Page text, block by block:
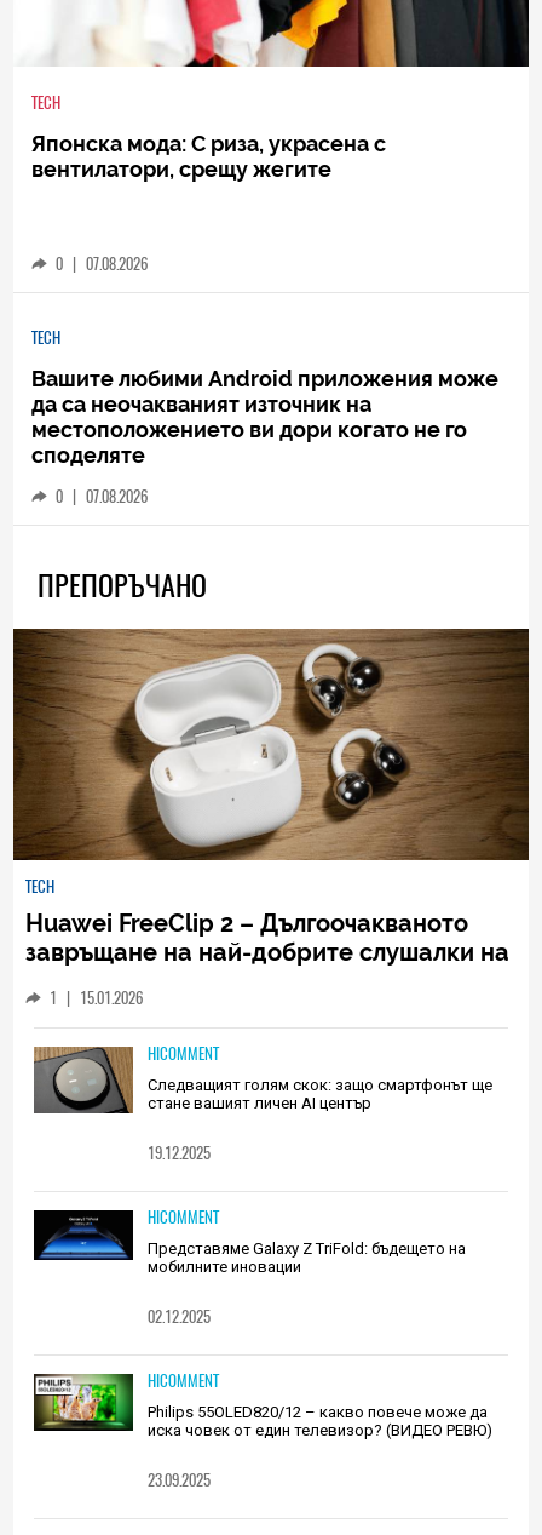
TECH
Японска мода: С риза, украсена с
вентилатори, срещу жегите
0 | 07.08.2026
TECH
Вашите любими Android приложения може
да са неочакваният източник на
местоположението ви дори когато не го
споделяте
0 | 07.08.2026
ПРЕПОРЪЧАНО
TECH
Huawei FreeClip 2 – Дългоочакваното
завръщане на най-добрите слушалки на
1 | 15.01.2026
HICOMMENT
Следващият голям скок: защо смартфонът ще
стане вашият личен AI център
19.12.2025
HICOMMENT
Представяме Galaxy Z TriFold: бъдещето на
мобилните иновации
02.12.2025
HICOMMENT
Philips 55OLED820/12 – какво повече може да
иска човек от един телевизор? (ВИДЕО РЕВЮ)
23.09.2025